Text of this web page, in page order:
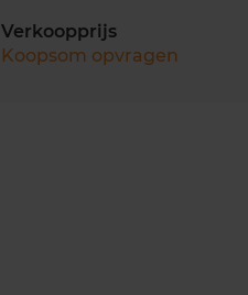
Verkoopprijs
Koopsom opvragen